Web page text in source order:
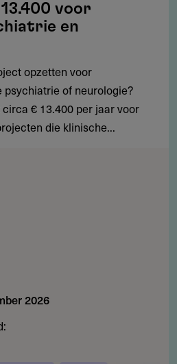
voor
en
opzetten voor
of neurologie?
€ 13.400 per jaar voor
die klinische...
2026